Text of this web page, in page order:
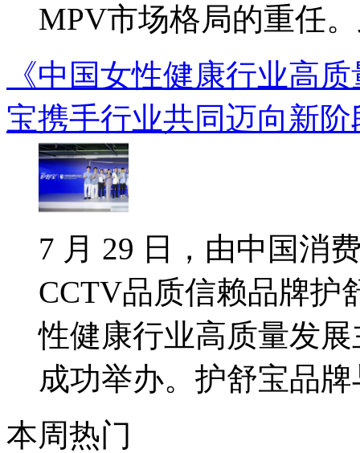
MPV市场格局的重任
《中国女性健康行业高
宝携手行业共同迈向新阶
7 月 29 日，由中国消
CCTV品质信赖品牌护
性健康行业高质量发
成功举办。护舒宝品牌
本周热门